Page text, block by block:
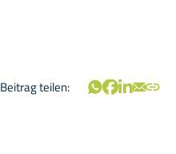
Beitrag teilen: